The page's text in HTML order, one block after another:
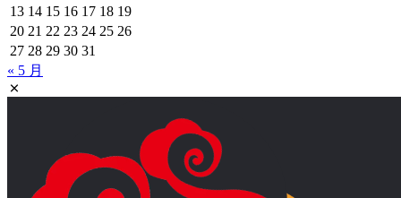
13 14 15 16 17 18 19
20 21 22 23 24 25 26
27 28 29 30 31
« 5 月